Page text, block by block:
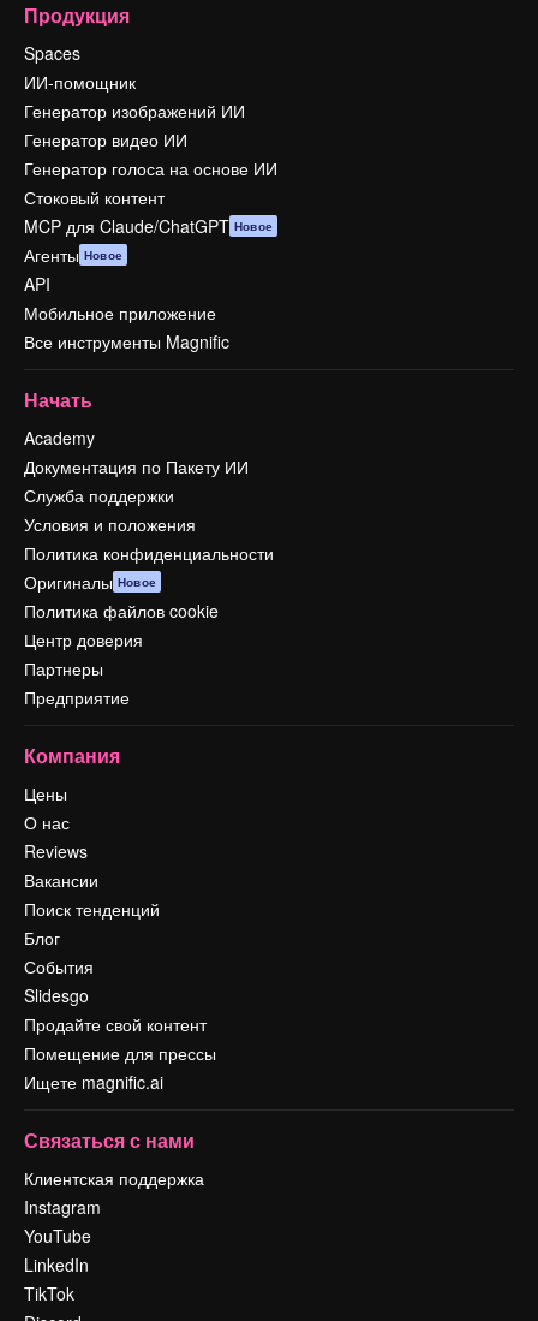
Продукция
Spaces
ИИ-помощник
Генератор изображений ИИ
Генератор видео ИИ
Генератор голоса на основе ИИ
Стоковый контент
MCP для Claude/ChatGPT Новое
Агенты Новое
API
Мобильное приложение
Все инструменты Magnific
Начать
Academy
Документация по Пакету ИИ
Служба поддержки
Условия и положения
Политика конфиденциальности
Оригиналы Новое
Политика файлов cookie
Центр доверия
Партнеры
Предприятие
Компания
Цены
О нас
Reviews
Вакансии
Поиск тенденций
Блог
События
Slidesgo
Продайте свой контент
Помещение для прессы
Ищете magnific.ai
Связаться с нами
Клиентская поддержка
Instagram
YouTube
LinkedIn
TikTok